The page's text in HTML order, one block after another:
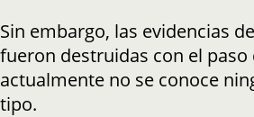
Sin embargo, las evidencias
fueron destruidas con el
actualmente no se conoce
tipo.